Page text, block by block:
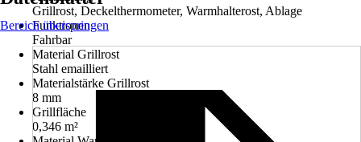
Grillrost, Deckelthermometer, Warmhalterost, Ablage
Funktionen
Fahrbar
Material Grillrost
Stahl emailliert
Materialstärke Grillrost
8 mm
Grillfläche
0,346 m²
Bereich überspringen